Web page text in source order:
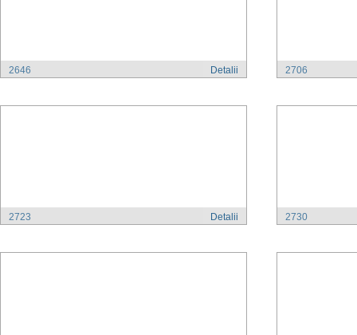
Detalii
2646 2706
Detalii
2723 2730